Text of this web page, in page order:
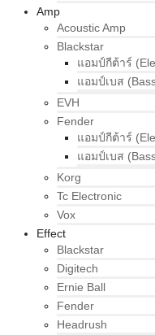
Amp
Acoustic Amp
Blackstar
แอมป์กีต้าร์
แอมป์เบส
EVH
Fender
แอมป์กีต้าร์
แอมป์เบส
Korg
Tc Electronic
Vox
Effect
Blackstar
Digitech
Ernie Ball
Fender
Headrush